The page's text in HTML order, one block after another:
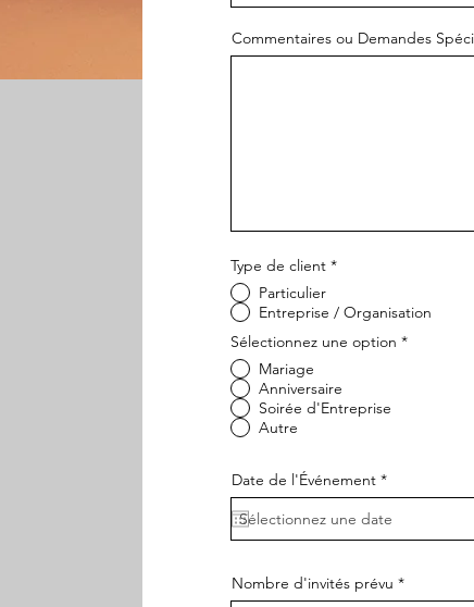
Commentaires ou Demandes
Type de client *
Particulier
Entreprise / Organisation
Sélectionnez une option *
Mariage
Anniversaire
Soirée d'Entreprise
Autre
Date de l'Événement *r
e
u
i
d
Nombre d'invités prévu